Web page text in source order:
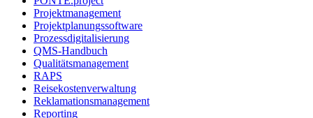
Projektmanagement
Projektplanungssoftware
Prozessdigitalisierung
QMS-Handbuch
Qualitätsmanagement
RAPS
Reisekostenverwaltung
Reklamationsmanagement
Reporting